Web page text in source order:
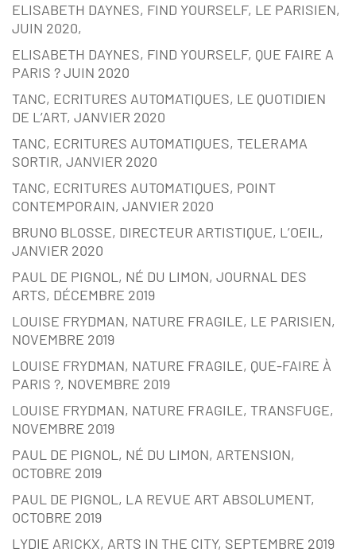
ELISABETH DAYNES, FIND YOURSELF, LE PARISIEN,
JUIN 2020,
ELISABETH DAYNES, FIND YOURSELF, QUE FAIRE A
PARIS ? JUIN 2020
TANC, ECRITURES AUTOMATIQUES, LE QUOTIDIEN
DE L’ART, JANVIER 2020
TANC, ECRITURES AUTOMATIQUES, TELERAMA
SORTIR, JANVIER 2020
TANC, ECRITURES AUTOMATIQUES, POINT
CONTEMPORAIN, JANVIER 2020
BRUNO BLOSSE, DIRECTEUR ARTISTIQUE, L’OEIL,
JANVIER 2020
PAUL DE PIGNOL, NÉ DU LIMON, JOURNAL DES
ARTS, DÉCEMBRE 2019
LOUISE FRYDMAN, NATURE FRAGILE, LE PARISIEN,
NOVEMBRE 2019
LOUISE FRYDMAN, NATURE FRAGILE, QUE-FAIRE À
PARIS ?, NOVEMBRE 2019
LOUISE FRYDMAN, NATURE FRAGILE, TRANSFUGE,
NOVEMBRE 2019
PAUL DE PIGNOL, NÉ DU LIMON, ARTENSION,
OCTOBRE 2019
PAUL DE PIGNOL, LA REVUE ART ABSOLUMENT,
OCTOBRE 2019
LYDIE ARICKX, ARTS IN THE CITY, SEPTEMBRE 2019